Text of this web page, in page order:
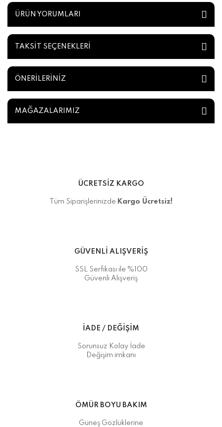
ÜRÜN YORUMLARI
TAKSİT SEÇENEKLERİ
ÖNERİLERİNİZ
MAĞAZALARIMIZ
ÜCRETSİZ KARGO
Tüm Siparişlerinizde Kargo Ücretsiz!
GÜVENLİ ALIŞVERİŞ
SSL Serfikası ile %100
Güvenli Alışveriş
İADE / DEĞİŞİM
Sorunsuz Kolay İade
Değişim imkanı
ÖMÜR BOYU BAKIM
Güneş Gözlüklerine